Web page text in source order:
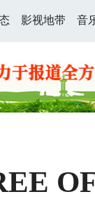
影视地带 音